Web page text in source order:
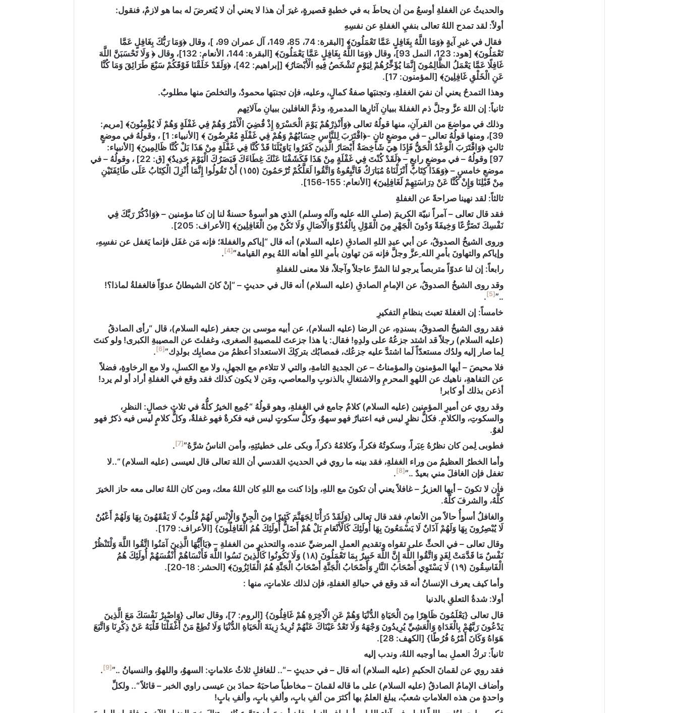
والحديثُ عن الغفلةِ أوسعُ من أن يحاطَ به في خطبةٍ قصيرةٍ، غيرَ أن هذا لا يعني أن لا يُتعرضَ له بما هو لازمٌ، فنقول:
أولاً: لقد تمدح اللهُ تعالى بنفيِ الغفلةِ عن نفسِهِ
فقال في غيرِ آيةٍ ﴿وَمَا اللَّهُ ‌بِغَافِلٍ عَمَّا تَعْمَلُونَ﴾ [البقرة: 74، 85، 149، آل عمران 99، ]، وقال ﴿وَمَا رَبُّكَ ‌بِغَافِلٍ عَمَّا
تَعْمَلُونَ﴾ [هود: 123، النمل 93]، وقال ﴿وَمَا اللَّهُ ‌بِغَافِلٍ عَمَّا يَعْمَلُونَ﴾ [البقرة: 144، الأنعام: 132]، وقال ﴿ وَلَا تَحْسَبَنَّ اللَّهَ
‌غَافِلًا عَمَّا يَعْمَلُ الظَّالِمُونَ إِنَّمَا يُؤَخِّرُهُمْ لِيَوْمٍ تَشْخَصُ فِيهِ الْأَبْصَارُ﴾ [إبراهيم: 42]، ﴿وَلَقَدْ خَلَقْنَا فَوْقَكُمْ سَبْعَ طَرَائِقَ وَمَا كُنَّا
عَنِ الْخَلْقِ ‌غَافِلِينَ﴾ [المؤمنون: 17].
وهذا التمدحُ يعني أن نفيَ الغفلةِ، وتجنبَها صفةُ كمالٍ، وعليه، فإن تجنبَها محمودٌ، والتخلصَ منها مطلوبٌ.
ثانياً: إن اللهَ عزَّ وجلَّ ذم الغفلةَ ببيانِ آثارِها المدمرةِ، وذمَّ الغافلين ببيانِ مآلاتِهم
وذلك في مواضعَ من القرآنِ، منها قولُهُ تعالى ﴿وَأَنْذِرْهُمْ يَوْمَ الْحَسْرَةِ إِذْ قُضِيَ الْأَمْرُ وَهُمْ فِي ‌غَفْلَةٍ وَهُمْ لَا يُؤْمِنُونَ﴾ [مريم:
39]، ومنها قولُهُ تعالى – في موضعٍ ثانٍ -﴿اقْتَرَبَ لِلنَّاسِ حِسَابُهُمْ وَهُمْ فِي ‌غَفْلَةٍ مُعْرِضُونَ ﴾ [الأنبياء: 1] ، وقولُهُ في موضعٍ
ثالثٍ ﴿وَاقْتَرَبَ الْوَعْدُ الْحَقُّ فَإِذَا هِيَ شَاخِصَةٌ أَبْصَارُ الَّذِينَ كَفَرُوا يَاوَيْلَنَا قَدْ كُنَّا فِي ‌غَفْلَةٍ مِنْ هَذَا بَلْ كُنَّا ظَالِمِينَ﴾ [الأنبياء:
97] وقولُهُ – في موضعٍ رابعٍ – ﴿لَقَدْ كُنْتَ فِي ‌غَفْلَةٍ مِنْ هَذَا فَكَشَفْنَا عَنْكَ غِطَاءَكَ فَبَصَرُكَ الْيَوْمَ حَدِيدٌ﴾ [ق: 22] ، وقولُهُ – في
موضعِ خامسٍ – ﴿وَهَذَا كِتَابٌ أَنْزَلْنَاهُ مُبَارَكٌ فَاتَّبِعُوهُ وَاتَّقُوا لَعَلَّكُمْ تُرْحَمُونَ (١٥٥) أَنْ تَقُولُوا إِنَّمَا أُنْزِلَ الْكِتَابُ عَلَى طَائِفَتَيْنِ
مِنْ قَبْلِنَا وَإِنْ كُنَّا عَنْ دِرَاسَتِهِمْ ‌لَغَافِلِينَ﴾ [الأنعام: 155-156].
ثالثاً: لقد نهينا صراحةً عن الغفلةِ
فقد قال تعالى – آمراً نبيّهَ الكريمَ (صلى الله عليه وآله وسلم) الذي هو أسوةٌ حسنةٌ لنا إن كنا مؤمنين – ﴿وَاذْكُرْ رَبَّكَ فِي
نَفْسِكَ تَضَرُّعًا وَخِيفَةً وَدُونَ الْجَهْرِ مِنَ الْقَوْلِ بِالْغُدُوِّ وَالْآصَالِ وَلَا تَكُنْ مِنَ ‌الْغَافِلِينَ﴾ [الأعراف: 205].
وروى الشيخُ الصدوقُ، عن أبي عبدِ اللهِ الصادقِ (عليه السلام) أنه قال “إياكم والغفلةَ؛ فإنه مَن غفَل‏ فإنما يَغفل‏ عن نفسِهِ،
وإياكم والتهاونَ بأمرِ الله ِعزَّ وجلَّ فإنه مَن تهاون بأمرِ اللهِ أهانه اللهُ يوم القيامة”[4]
.
رابعاً: إن لنا عدوّاً متربصاً يرجو لنا الشرَّ عاجلاً وآجلاً، فلا معنى للغفلةِ
وقد روى الشيخُ الصدوقُ، عن الإمامِ الصادقِ (عليه السلام) أنه قال في حديثٍ – “إنْ كانَ الشيطانُ عدوّاً فالغفلةُ لماذا؟!
..”
[5]
.
خامساً: إن الغفلةَ تعبث بنظامِ التفكيرِ
فقد روى الشيخُ الصدوقُ، بسندِهِ، عن الرضا (عليه السلام)، عن أبيه موسى بن جعفر (عليه السلام)، قال “رأى الصادقُ
(عليه السلام) رجلاً قد اشتد جزعُهُ على ولدِهِ! فقال: يا هذا جزعتَ للمصيبةِ الصغرى، وغفلتَ‏ عن المصيبةِ الكبرى! ولو كنتَ
لِما صار إليه ولدُك مستعدّاً لَما اشتدَّ عليه جزعُك، فمصابُك بتركِكَ الاستعدادَ أعظمُ من مصابِك بولدِك”[6]
.
فلا محيصَ – أيها المؤمنون والمؤمناتُ – عن الجديةِ التامةِ، والتي لا تتلاءم مع الجهلِ، ولا مع الكسلِ، ولا مع الرخاوةِ، فضلاً
عن التفاهةِ، ناهيك عن اللهوِ المحرمِ والاشتغالِ بالذنوبِ والمعاصي، ومَن لا يكون كذلك فقد وقع في الغفلةِ أراد أو لم يرد!
أذعن بذلك أو كابر!
وقد روي عن أميرِ المؤمنين (عليه السلام) كلامٌ جامع في الغفلةِ، وهو قولُهُ “جُمِع الخيرُ كلُّهُ في ثلاثِ خصالٍ: النظرِ،
والسكوتِ، والكلامِ. فكلُّ نظرٍ ليس فيه اعتبارٌ فهو سهوٌ، وكلُّ سكوتٍ ليس فيه فكرةٌ فهو غفلةٌ، وكلُّ كلامٍ ليس فيه ذكرٌ فهو
لغوٌ.
فطوبى لِمن كان نظرُهُ عِبَراً، وسكوتُهُ فكراً، وكلامُهُ ذكراً، وبكى على خطيئتِهِ، وأمن الناسُ شرَّهُ”[7]
.
وأما الخطرُ العظيمُ من وراء الغفلةِ، فقد بينه ما روي في الحديثِ القدسي أن اللهَ تعالى قال لعيسى (عليه السلام)“..لا
تغفل‏ فإن الغافلَ‏ مني بعيدٌ ..”[8]
.
فأن لا تكونَ – أيها العزيزُ – غافلاً يعني أن تكونَ مع اللهِ، وإذا كنت مع اللهِ كان اللهُ معك، ومن كان اللهُ تعالى معه حاز الخيرَ
كلَّهُ، والشرفَ كلَّهُ.
والغافلُ أسوأُ حالاً من الأنعامِ، فقد قال تعالى {وَلَقَدْ ذَرَأْنَا لِجَهَنَّمَ كَثِيرًا مِنَ الْجِنِّ وَالْإِنْسِ لَهُمْ قُلُوبٌ لَا يَفْقَهُونَ بِهَا وَلَهُمْ أَعْيُنٌ
لَا يُبْصِرُونَ بِهَا وَلَهُمْ آذَانٌ لَا يَسْمَعُونَ بِهَا أُولَئِكَ كَالْأَنْعَامِ بَلْ هُمْ أَضَلُّ أُولَئِكَ هُمُ الْغَافِلُونَ} [الأعراف: 179].
وقال تعالى – في الحثِّ على تقواه وتقديمِ العملِ المرضيِّ عنده، والتحذيرِ من الغفلةِ – ﴿يَاأَيُّهَا الَّذِينَ آمَنُوا اتَّقُوا اللَّهَ وَلْتَنْظُرْ
نَفْسٌ مَا قَدَّمَتْ لِغَدٍ وَاتَّقُوا اللَّهَ إِنَّ اللَّهَ خَبِيرٌ بِمَا تَعْمَلُونَ (١٨) وَلَا تَكُونُوا كَالَّذِينَ ‌نَسُوا ‌اللَّهَ فَأَنْسَاهُمْ أَنْفُسَهُمْ أُولَئِكَ هُمُ
الْفَاسِقُونَ (١٩) لَا يَسْتَوِي أَصْحَابُ النَّارِ وَأَصْحَابُ الْجَنَّةِ أَصْحَابُ الْجَنَّةِ هُمُ الْفَائِزُونَ﴾
[الحشر: 18-20].
وأما كيف يعرف الإنسانُ أنه قد وقع في حبالةِ الغفلةِ، فإن لذلك علاماتٍ، منها :
أولا: شدةُ التعلقِ بالدنيا
قال تعالى {يَعْلَمُونَ ظَاهِرًا مِنَ الْحَيَاةِ الدُّنْيَا وَهُمْ عَنِ الْآخِرَةِ هُمْ غَافِلُونَ} [الروم: 7]، وقال تعالى {وَاصْبِرْ نَفْسَكَ مَعَ الَّذِينَ
يَدْعُونَ رَبَّهُمْ بِالْغَدَاةِ وَالْعَشِيِّ يُرِيدُونَ وَجْهَهُ وَلَا تَعْدُ عَيْنَاكَ عَنْهُمْ تُرِيدُ زِينَةَ الْحَيَاةِ الدُّنْيَا وَلَا تُطِعْ مَنْ أَغْفَلْنَا قَلْبَهُ عَنْ ذِكْرِنَا وَاتَّبَعَ
هَوَاهُ وَكَانَ أَمْرُهُ فُرُطًا} [الكهف: 28].
ثانياً: تركُ العملِ بما أوجبه اللهُ، وندب إليه
فقد روي عن لقمانَ الحكيمِ (عليه السلام) أنه قال – في حديثٍ –“.. للغافلِ‏ ثلاثُ علاماتٍ: السهوُ، واللهوُ، والنسيانُ ..”[9]
.
وأضاف الإمامُ الصادقُ (عليه السلام) على ما قاله لقمانَ – مخاطباً صاحبَهُ حمادَ بن عيسى راوي الخبر – قائلاً“.. ولكلِّ
واحدةٍ من هذه العلاماتِ شعبٌ، يبلغ العلمُ بها أكثرَ من ألفِ بابٍ، وألفِ بابٍ، وألفِ بابٍ!